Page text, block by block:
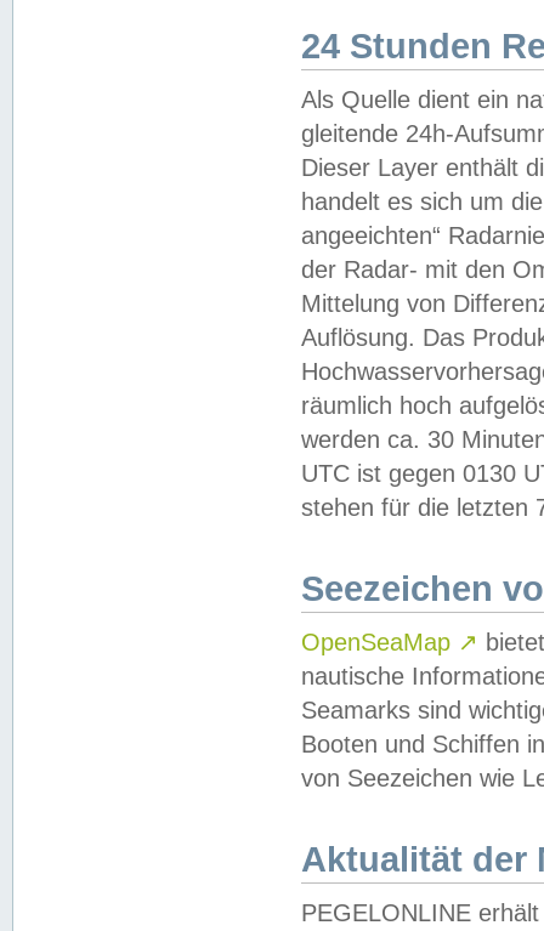
24 Stunden
Als Quelle dient ein
gleitende 24h-
Dieser Layer enthält
handelt es sich um
angeeichten“
der Radar- mit den
Mittelung von
Auflösung. Das
räumlich hoch
werden ca. 30
UTC ist gegen 0130
stehen für die letzten
Seezeichen
OpenSeaMap ↗
nautische
Seamarks sind
Booten und Schiffen
von Seezeichen wie
Aktualität der
PEGELONLINE